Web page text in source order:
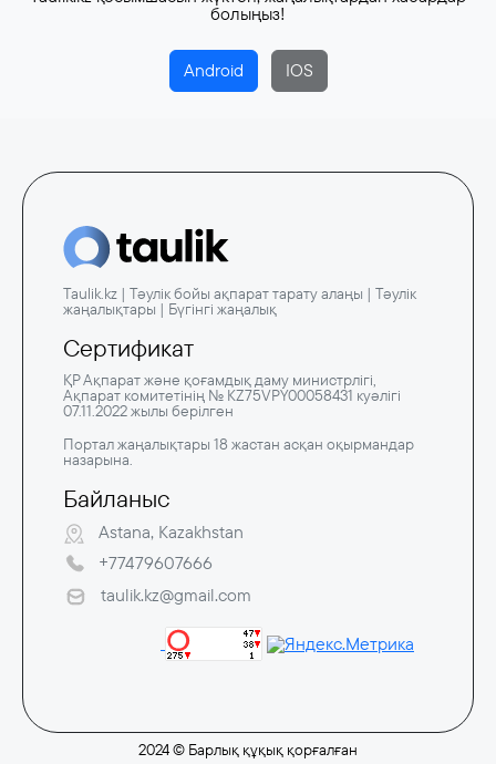
болыңыз!
Android IOS
Taulik.kz | Тәулік бойы ақпарат тарату алаңы | Тәулік
жаңалықтары | Бүгінгі жаңалық
Сертификат
ҚР Ақпарат және қоғамдық даму министрлігі,
Ақпарат комитетінің № KZ75VPY00058431 куәлігі
07.11.2022 жылы берілген
Портал жаңалықтары 18 жастан асқан оқырмандар
назарына.
Байланыс
Astana, Kazakhstan
+77479607666
taulik.kz@gmail.com
2024 © Барлық құқық қорғалған